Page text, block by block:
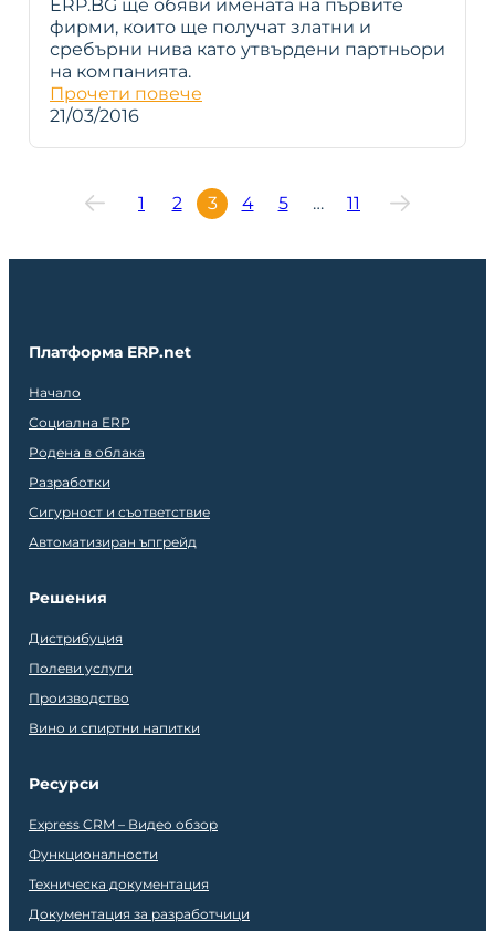
ERP.BG ще обяви имената на първите
фирми, които ще получат златни и
сребърни нива като утвърдени партньори
на компанията.
Прочети повече
21/03/2016
1 2 3 4 5 … 11
Платформа ERP.net
Начало
Социална ERP
Родена в облака
Разработки
Сигурност и съответствие
Автоматизиран ъпгрейд
Решения
Дистрибуция
Полеви услуги
Производство
Вино и спиртни напитки
Ресурси
Express CRM – Видео обзор
Функционалности
Техническа документация
Документация за разработчици